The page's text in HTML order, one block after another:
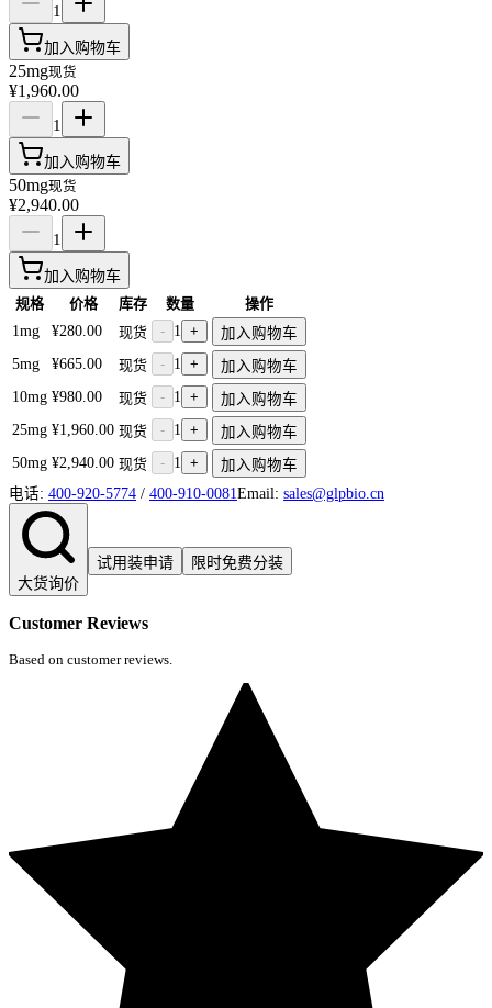
1
加入购物车
25mg现货
¥1,960.00
1
加入购物车
50mg现货
¥2,940.00
1
加入购物车
规格 价格 库存 数量
操作
1mg
¥280.00 现货 - 1 +
加入购物车
5mg
¥665.00 现货 - 1 +
加入购物车
10mg ¥980.00 现货 - 1 +
加入购物车
25mg ¥1,960.00 现货 - 1 +
加入购物车
50mg ¥2,940.00 现货 - 1 +
加入购物车
电话: 400-920-5774 / 400-910-0081 Email: sales@glpbio.cn
大货询价
试用装申请 限时免费分装
Customer Reviews
Based on customer reviews.